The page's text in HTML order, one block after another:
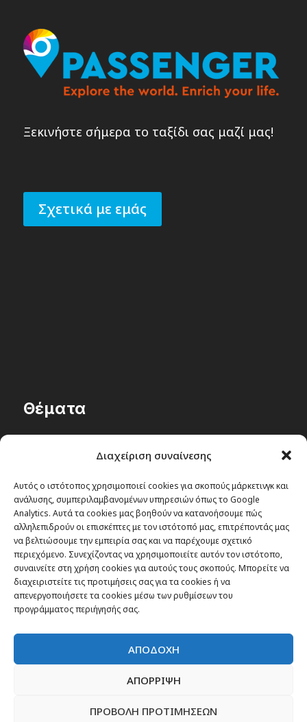
Διαχείριση συναίνεσης
Αυτός ο ιστότοπος χρησιμοποιεί cookies για σκοπούς μάρκετινγκ και
ανάλυσης, συμπεριλαμβανομένων υπηρεσιών όπως το Google
Analytics. Αυτά τα cookies μας βοηθούν να κατανοήσουμε πώς
αλληλεπιδρούν οι επισκέπτες με τον ιστότοπό μας, επιτρέποντάς μας
να βελτιώσουμε την εμπειρία σας και να παρέχουμε σχετικό
περιεχόμενο. Συνεχίζοντας να χρησιμοποιείτε αυτόν τον ιστότοπο,
συναινείτε στη χρήση cookies για αυτούς τους σκοπούς. Μπορείτε να
διαχειριστείτε τις προτιμήσεις σας για τα cookies ή να
απενεργοποιήσετε τα cookies μέσω των ρυθμίσεων του
προγράμματος περιήγησής σας.
ΑΠΟΔΟΧΗ
ΑΠΟΡΡΙΨΗ
ΠΡΟΒΟΛΗ ΠΡΟΤΙΜΗΣΕΩΝ
Ξεκινήστε σήμερα το ταξίδι σας μαζί μας!
Σχετικά με εμάς
Θέματα
Passenger στον κόσμο
TRAVEL NEWS
Οργάνωσε το ταξίδι σου
CITY and CULTURE
Newsletter